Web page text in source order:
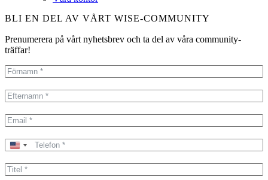
BLI EN DEL AV VÅRT WISE-COMMUNITY
Prenumerera på vårt nyhetsbrev och ta del av våra community-
träffar!
United
+1